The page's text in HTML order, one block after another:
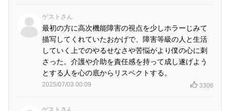
ゲストさん
最初の方に高次機能障害の視点を少しホラーじみて
描写してくれていたおかげで、障害等級の人と生活
していく上でのやるせなさや苦悩がより僕の心に刺
さった。介護や介助を責任感を持って成し遂げよう
とする人を心の底からリスペクトする。
2025/07/03 00:09 3306
ゲストさん